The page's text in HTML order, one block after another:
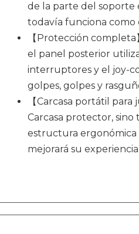
de la parte del soporte
todavía funciona como
【Protección
el panel posterior
interruptores y el joy-
golpes, golpes y
【Carcasa portátil
Carcasa protector, sino
estructura ergonómica
mejorará su